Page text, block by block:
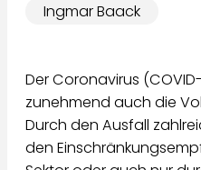
Ingmar Baack
Der Coronavirus
zunehmend auch die
Durch den Ausfall
den